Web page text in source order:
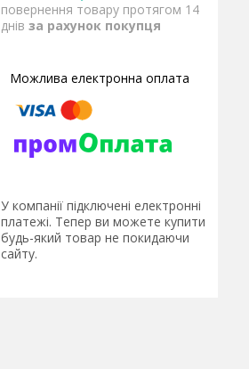
повернення товару протягом 14
днів за рахунок покупця
У компанії підключені електронні
платежі. Тепер ви можете купити
будь-який товар не покидаючи
сайту.